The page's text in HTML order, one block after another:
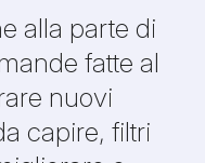
alla parte di
fatte al
nuovi
capire, filtri